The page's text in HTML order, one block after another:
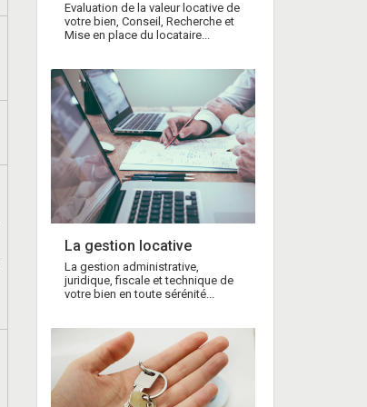
Evaluation de la valeur locative de
votre bien, Conseil, Recherche et
Mise en place du locataire...
La gestion locative
La gestion administrative,
juridique, fiscale et technique de
votre bien en toute sérénité...